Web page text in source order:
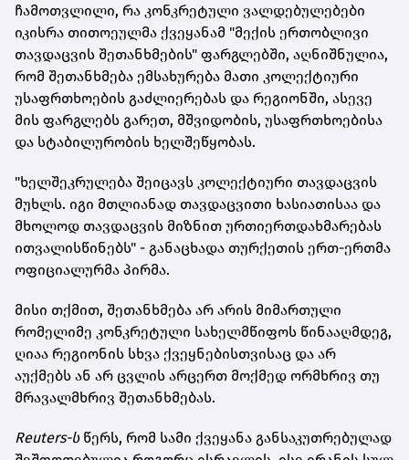
ჩამოთვლილი, რა კონკრეტული ვალდებულებები
იკისრა თითოეულმა ქვეყანამ "მექის ერთობლივი
თავდაცვის შეთანხმების" ფარგლებში, აღნიშნულია,
რომ შეთანხმება ემსახურება მათი კოლექტიური
უსაფრთხოების გაძლიერებას და რეგიონში, ასევე
მის ფარგლებს გარეთ, მშვიდობის, უსაფრთხოებისა
და სტაბილურობის ხელშეწყობას.
"ხელშეკრულება შეიცავს კოლექტიური თავდაცვის
მუხლს. იგი მთლიანად თავდაცვითი ხასიათისაა და
მხოლოდ თავდაცვის მიზნით ურთიერთდახმარებას
ითვალისწინებს" - განაცხადა თურქეთის ერთ-ერთმა
ოფიციალურმა პირმა.
მისი თქმით, შეთანხმება არ არის მიმართული
რომელიმე კონკრეტული სახელმწიფოს წინააღმდეგ,
ღიაა რეგიონის სხვა ქვეყნებისთვისაც და არ
აუქმებს ან არ ცვლის არცერთ მოქმედ ორმხრივ თუ
მრავალმხრივ შეთანხმებას.
Reuters-სწერს, რომ სამი ქვეყანა განსაკუთრებულად